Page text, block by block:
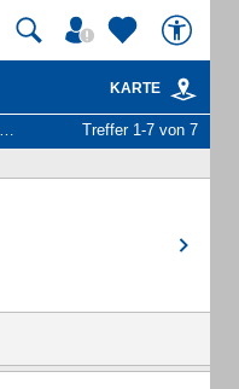
KARTE
Treffer 1-7 von 7